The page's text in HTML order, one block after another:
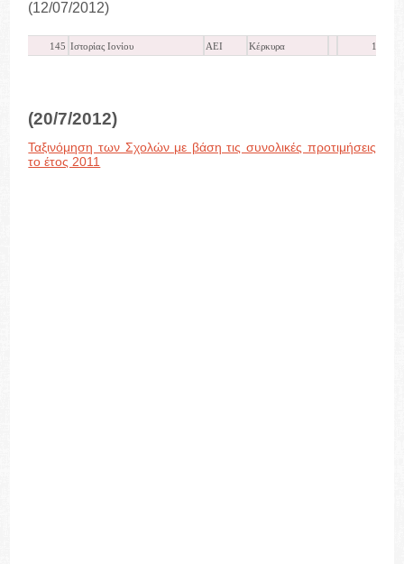
(12/07/2012)
145 Ιστορίας Ιονίου ΑΕΙ Κέρκυρα 12917
(20/7/2012)
Ταξινόμηση των Σχολών με βάση τις συνολικές προτιμήσεις
το έτος 2011